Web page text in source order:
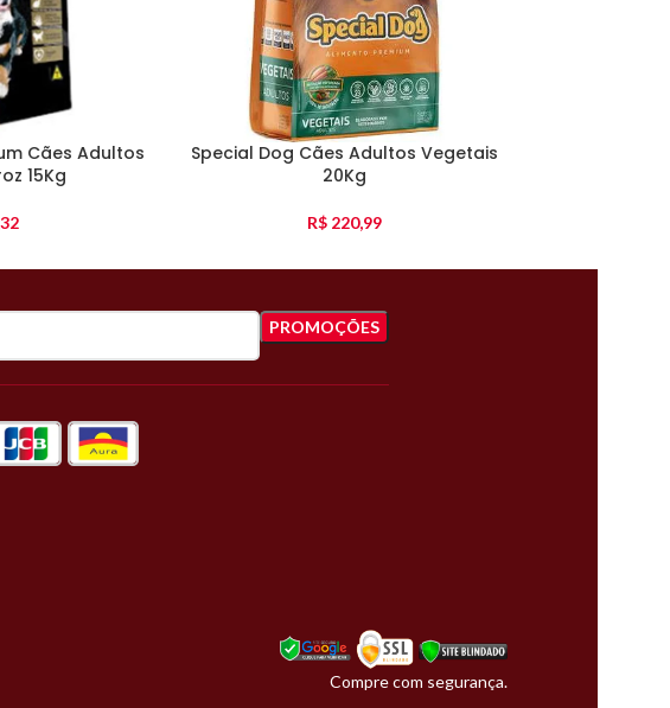
Cães Adultos
15Kg
Special Dog Cães Adultos Vegetais
20Kg
R$220,99
Compre com segurança.